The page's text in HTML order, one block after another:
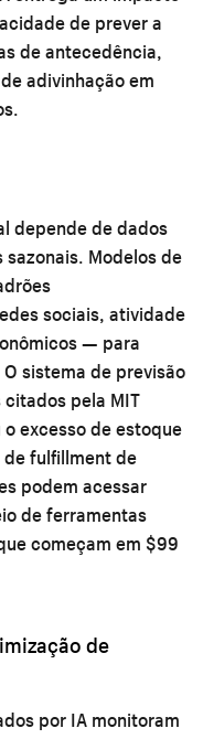
de prever a
de antecedência,
adivinhação em
depende de dados
Modelos de
sociais, atividade
— para
sistema de previsão
citados pela MIT
excesso de estoque
de fulfillment de
podem acessar
de ferramentas
começam em $99
de
por IA monitoram